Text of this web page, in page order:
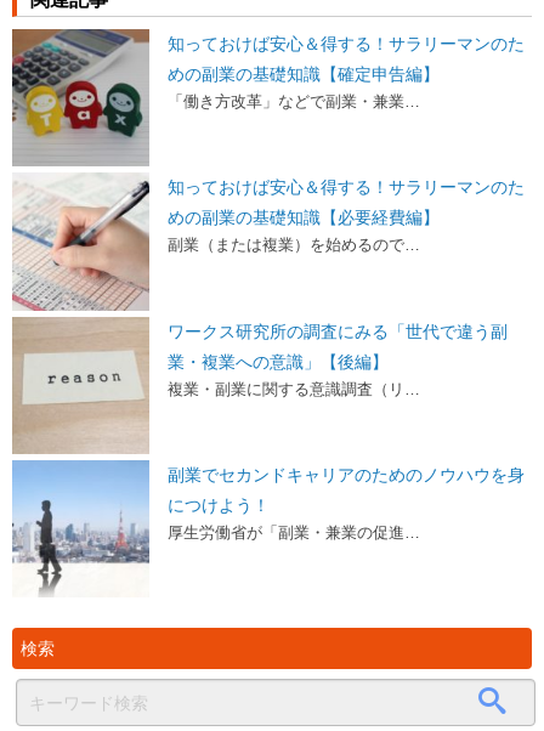
知っておけば安心＆得する！サラリーマンのた
めの副業の基礎知識【確定申告編】
「働き方改革」などで副業・兼業…
知っておけば安心＆得する！サラリーマンのた
めの副業の基礎知識【必要経費編】
副業（または複業）を始めるので…
ワークス研究所の調査にみる「世代で違う副
業・複業への意識」【後編】
複業・副業に関する意識調査（リ…
副業でセカンドキャリアのためのノウハウを身
につけよう！
厚生労働省が「副業・兼業の促進…
検索